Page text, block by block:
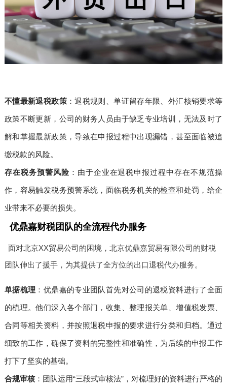
不懂最新退税政策：退税规则、单证留存年限、外汇核销要求等
政策不断更新，公司的财务人员由于缺乏专业培训，无法及时了
解和掌握最新政策，导致在申报过程中出现漏错，甚至面临被追
缴税款的风险。
存在税务预警风险：由于企业在退税申报过程中存在不规范操
作，容易触发税务预警系统，面临税务机关的检查和处罚，给企
业带来不必要的损失。
优鼎嘉财税团队的全流程代办服务
面对北京XX贸易公司的困境，北京优鼎嘉贸易有限公司的财税
团队伸出了援手，为其提供了全方位的出口退税代办服务。
单据梳理 ：优鼎嘉的专业团队首先对公司的退税资料进行了全面
的梳理。他们深入各个部门，收集、整理报关单、增值税发票、
合同等相关资料，并按照退税申报的要求进行分类和归档。通过
细致的工作，确保了资料的完整性和准确性，为后续的申报工作
打下了坚实的基础。
合规审核：团队运用“三段式审核法”，对梳理好的资料进行严格的